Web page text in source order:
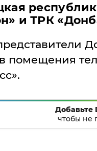
и ТРК
помещения
Добавьте
чтобы не